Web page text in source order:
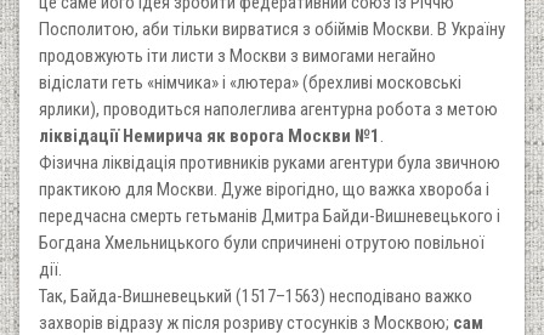
Посполитою, аби тільки вирватися з обіймів Москви. В Україну
продовжують іти листи з Москви з вимогами негайно
відіслати геть «німчика» і «лютера» (брехливі московські
ярлики), проводиться наполеглива агентурна робота з метою
ліквідації Немирича як ворога Москви №1 .
Фізична ліквідація противників руками агентури була звичною
практикою для Москви. Дуже вірогідно, що важка хвороба і
передчасна смерть гетьманів Дмитра Байди-Вишневецького і
Богдана Хмельницького були спричинені отрутою повільної
дії.
Так, Байда-Вишневецький (1517–1563) несподівано важко
захворів відразу ж після розриву стосунків з Москвою; сам